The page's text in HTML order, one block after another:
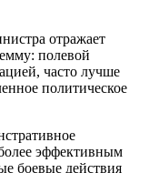
отражает
полевой
часто лучше
политическое
эффективным
боевые действия